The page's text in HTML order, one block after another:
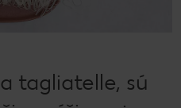
tagliatelle, sú